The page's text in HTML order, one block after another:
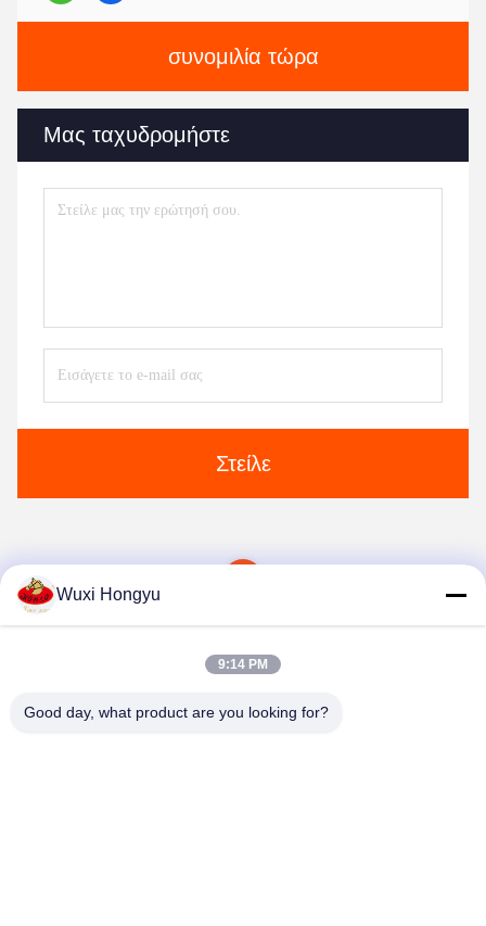
συνομιλία τώρα
Μας ταχυδρομήστε
Στείλε
Wuxi Hongyu
9:14 PM
Good day, what product are you looking for?